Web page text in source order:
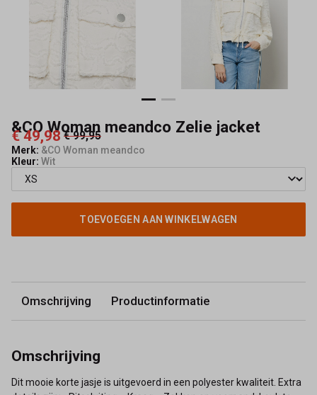
&CO Woman meandco Zelie jacket
€ 49,98 € 99,95
Merk: &CO Woman meandco
Kleur: Wit
TOEVOEGEN AAN WINKELWAGEN
Omschrijving Productinformatie
Omschrijving
Dit mooie korte jasje is uitgevoerd in een polyester kwaliteit. Extra